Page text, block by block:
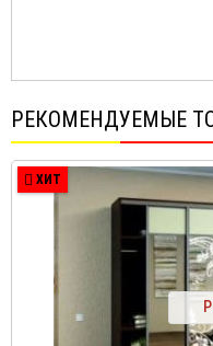
РЕКОМЕНДУЕМЫЕ
ХИТ